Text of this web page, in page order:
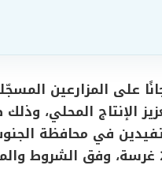
على المزارعين
الإنتاج المحلي،
في محافظة
البرنامج لكل مزارع مسجّل الاستفادة بما يصل إلى 20 غرسة، وفق